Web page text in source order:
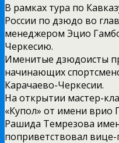
В рамках тура по
России по дзюдо во
менеджером Эцио
Черкесию.
Именитые дзюдоисты
начинающих
Карачаево-Черкесии.
На открытии мастер-
«Купол» от имени врио
Рашида Темрезова
поприветствовал